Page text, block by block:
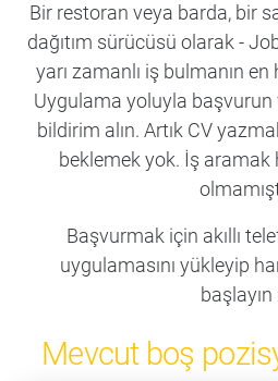
Bir restoran veya barda, bir
dağıtım sürücüsü olarak -
yarı zamanlı iş bulmanın en
Uygulama yoluyla başvurun
bildirim alın. Artık CV
beklemek yok. İş
Başvurmak için akıllı
uygulamasını yükleyip
başlayın
Mevcut boş